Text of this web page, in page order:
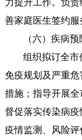
力提升工作。负
善家庭医生签约服
（六）疾病
组织拟订全
免疫规划及严重
措施；指导开展全
督促落实传染病
疫情监测、风险